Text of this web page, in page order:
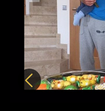
Předchozí